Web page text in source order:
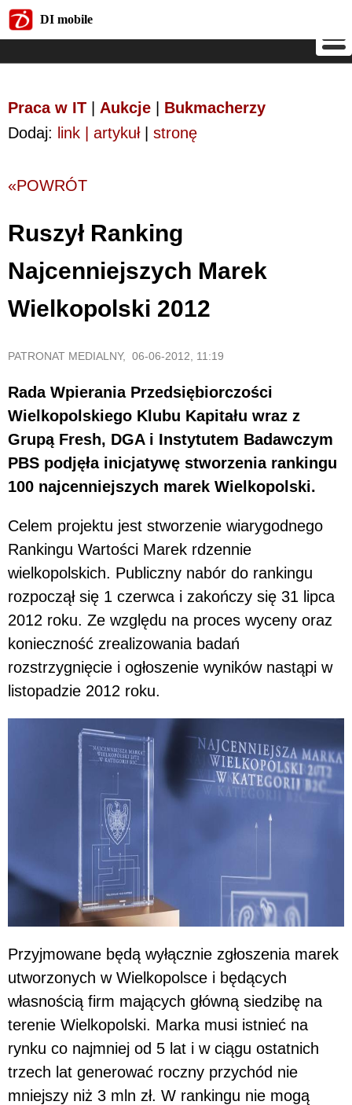
DI mobile
Praca w IT Aukcje
Bukmacherzy
Dodaj: link | artykuł| stronę
«POWRÓT
Ruszył Ranking
Najcenniejszych Marek
Wielkopolski 2012
PATRONAT MEDIALNY, 06-06-2012, 11:19
Rada Wpierania Przedsiębiorczości
Wielkopolskiego Klubu Kapitału wraz z
Grupą Fresh, DGA i Instytutem Badawczym
PBS podjęła inicjatywę stworzenia rankingu
100 najcenniejszych marek Wielkopolski.
Celem projektu jest stworzenie wiarygodnego
Rankingu Wartości Marek rdzennie
wielkopolskich. Publiczny nabór do rankingu
rozpoczął się 1 czerwca i zakończy się 31 lipca
2012 roku. Ze względu na proces wyceny oraz
konieczność zrealizowania badań
rozstrzygnięcie i ogłoszenie wyników nastąpi w
listopadzie 2012 roku.
Przyjmowane będą wyłącznie zgłoszenia marek
utworzonych w Wielkopolsce i będących
własnością firm mających główną siedzibę na
terenie Wielkopolski. Marka musi istnieć na
rynku co najmniej od 5 lat i w ciągu ostatnich
trzech lat generować roczny przychód nie
mniejszy niż 3 mln zł. W rankingu nie mogą
DI mobile